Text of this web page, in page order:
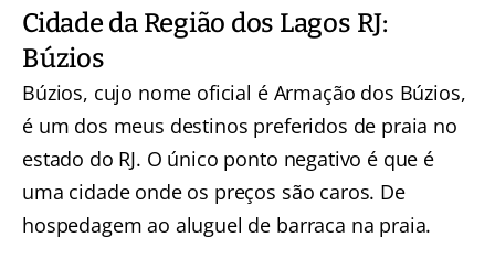
Cidade da Região dos Lagos RJ:
Búzios
Búzios, cujo nome oficial é Armação dos Búzios,
é um dos meus destinos preferidos de praia no
estado do RJ. O único ponto negativo é que é
uma cidade onde os preços são caros. De
hospedagem ao aluguel de barraca na praia.